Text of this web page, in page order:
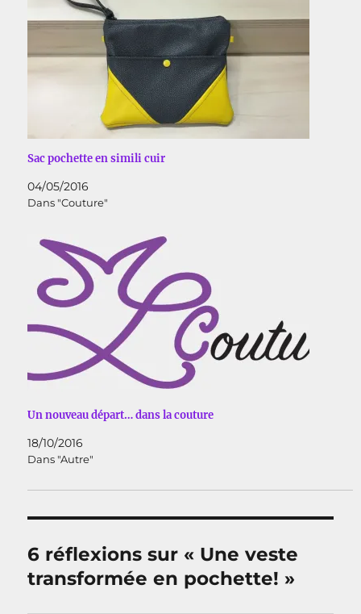
Sac pochette en simili cuir
04/05/2016
Dans "Couture"
Un nouveau départ… dans la couture
18/10/2016
Dans "Autre"
6 réflexions sur « Une veste
transformée en pochette! »